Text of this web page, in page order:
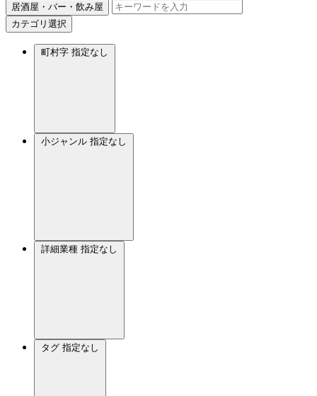
居酒屋・バー・飲み屋
カテゴリ選択
町村字 指定なし
小ジャンル 指定なし
詳細業種 指定なし
タグ 指定なし